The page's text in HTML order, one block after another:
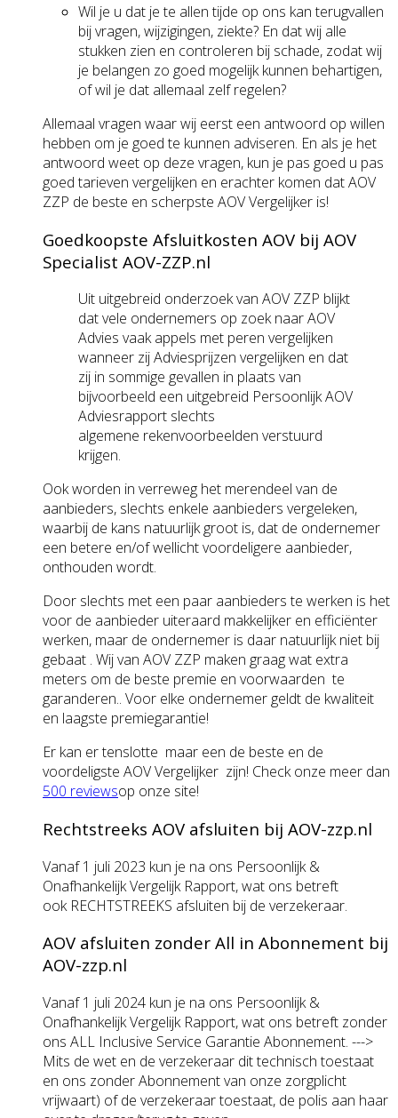
Wil je u dat je te allen tijde op ons kan terugvallen
bij vragen, wijzigingen, ziekte? En dat wij alle
stukken zien en controleren bij schade, zodat wij
je belangen zo goed mogelijk kunnen behartigen,
of wil je dat allemaal zelf regelen?
Allemaal vragen waar wij eerst een antwoord op willen
hebben om je goed te kunnen adviseren. En als je het
antwoord weet op deze vragen, kun je pas goed u pas
goed tarieven vergelijken en erachter komen dat AOV
ZZP de beste en scherpste AOV Vergelijker is!
Goedkoopste Afsluitkosten AOV bij AOV
Specialist AOV-ZZP.nl
Uit uitgebreid onderzoek van AOV ZZP blijkt
dat vele ondernemers op zoek naar AOV
Advies vaak appels met peren vergelijken
wanneer zij Adviesprijzen vergelijken en dat
zij in sommige gevallen in plaats van
bijvoorbeeld een uitgebreid Persoonlijk AOV
Adviesrapport slechts
algemene rekenvoorbeelden verstuurd
krijgen.
Ook worden in verreweg het merendeel van de
aanbieders, slechts enkele aanbieders vergeleken,
waarbij de kans natuurlijk groot is, dat de ondernemer
een betere en/of wellicht voordeligere aanbieder,
onthouden wordt.
Door slechts met een paar aanbieders te werken is het
voor de aanbieder uiteraard makkelijker en efficiënter
werken, maar de ondernemer is daar natuurlijk niet bij
gebaat . Wij van AOV ZZP maken graag wat extra
meters om de beste premie en voorwaarden te
garanderen.. Voor elke ondernemer geldt de kwaliteit
en laagste premiegarantie!
Er kan er tenslotte maar een de beste en de
voordeligste AOV Vergelijker zijn! Check onze meer dan
500 reviewsop onze site!
Rechtstreeks AOV afsluiten bij AOV-zzp.nl
Vanaf 1 juli 2023 kun je na ons Persoonlijk &
Onafhankelijk Vergelijk Rapport, wat ons betreft
ook RECHTSTREEKS afsluiten bij de verzekeraar.
AOV afsluiten zonder All in Abonnement bij
AOV-zzp.nl
Vanaf 1 juli 2024 kun je na ons Persoonlijk &
Onafhankelijk Vergelijk Rapport, wat ons betreft zonder
ons ALL Inclusive Service Garantie Abonnement. --->
Mits de wet en de verzekeraar dit technisch toestaat
en ons zonder Abonnement van onze zorgplicht
vrijwaart) of de verzekeraar toestaat, de polis aan haar